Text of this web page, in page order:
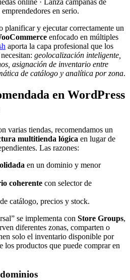
online · Lanza campañas de
en serio.
planificar y ejecutar correctamente un
enfocado en múltiples
aporta la capa profesional que los
geolocalización inteligente,
asignación de inventario entre
de catálogo y analítica por zona.
en WordPress
varias tiendas, recomendamos un
multitienda lógica en lugar de
Las razones:
en un dominio y menor
coherente con selector de
de catálogo, precios y stock.
se implementa con Store Groups,
diferentes zonas, comparten o
solo el inventario disponible por
los productos que puede comprar en